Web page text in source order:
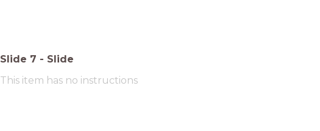
Slide 7 - Slide
This item has no instructions